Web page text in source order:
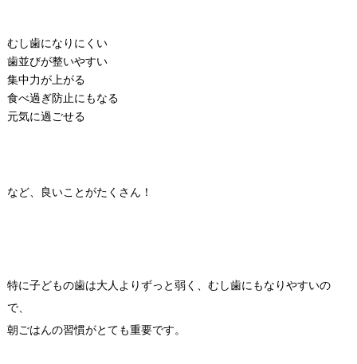
むし歯になりにくい
歯並びが整いやすい
集中力が上がる
食べ過ぎ防止にもなる
元気に過ごせる
など、良いことがたくさん！
特に子どもの歯は大人よりずっと弱く、むし歯にもなりやすいの
で、
朝ごはんの習慣がとても重要です。